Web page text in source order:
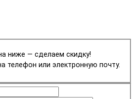
ниже — сделаем скидку!
телефон или электронную почту.